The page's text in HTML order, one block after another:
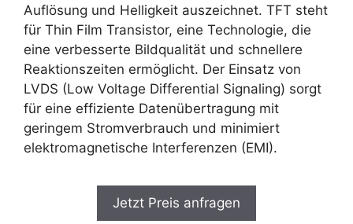
Auflösung und Helligkeit auszeichnet. TFT steht
für Thin Film Transistor, eine Technologie, die
eine verbesserte Bildqualität und schnellere
Reaktionszeiten ermöglicht. Der Einsatz von
LVDS (Low Voltage Differential Signaling) sorgt
für eine effiziente Datenübertragung mit
geringem Stromverbrauch und minimiert
elektromagnetische Interferenzen (EMI).
Jetzt Preis anfragen